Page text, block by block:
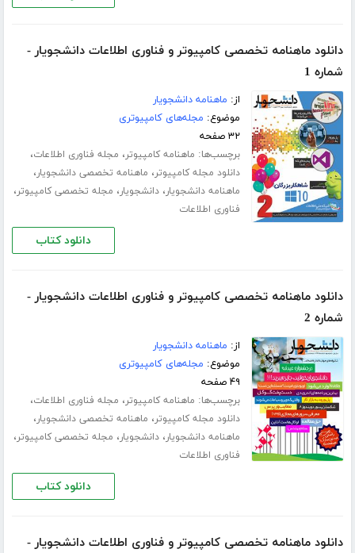
دانلود ماهنامه تخصصی کامپیوتر و فناوری اطلاعات دانشجویار -
شماره 1
از: ماهنامه دانشجویار
موضوع: مجله‌های کامپیوتری
۳۲ صفحه
برچسب‌ها: ماهنامه کامپیوتر، مجله فناوری اطلاعات،
دانلود مجله کامپیوتر، ماهنامه تخصصی دانشجویار،
ماهنامه دانشجویار،دانشجویار، مجله تخصصی کامپیوتر،
فناوری اطلاعات
دانلود کتاب
دانلود ماهنامه تخصصی کامپیوتر و فناوری اطلاعات دانشجویار -
شماره 2
از: ماهنامه دانشجویار
موضوع: مجله‌های کامپیوتری
۴۹ صفحه
برچسب‌ها: ماهنامه کامپیوتر، مجله فناوری اطلاعات،
دانلود مجله کامپیوتر، ماهنامه تخصصی دانشجویار،
ماهنامه دانشجویار،دانشجویار، مجله تخصصی کامپیوتر،
فناوری اطلاعات
دانلود کتاب
دانلود ماهنامه تخصصی کامپیوتر و فناوری اطلاعات دانشجویار -